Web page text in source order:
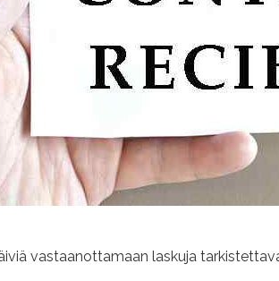
vastaanottamaan laskuja